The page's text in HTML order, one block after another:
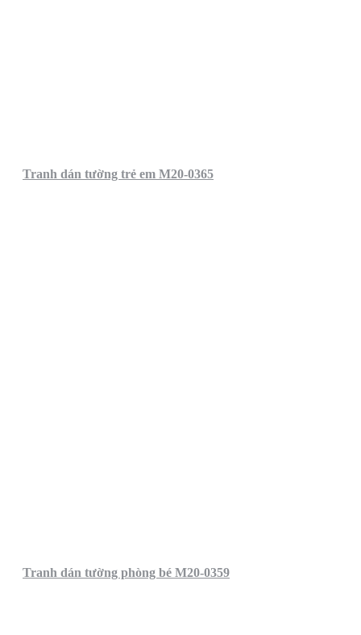
Tranh dán tường trẻ em M20-0365
Tranh dán tường phòng bé M20-0359